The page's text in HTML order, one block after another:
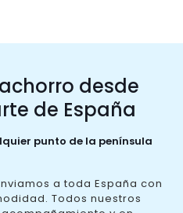
desde
de España
punto de la península
a toda España con
Todos nuestros